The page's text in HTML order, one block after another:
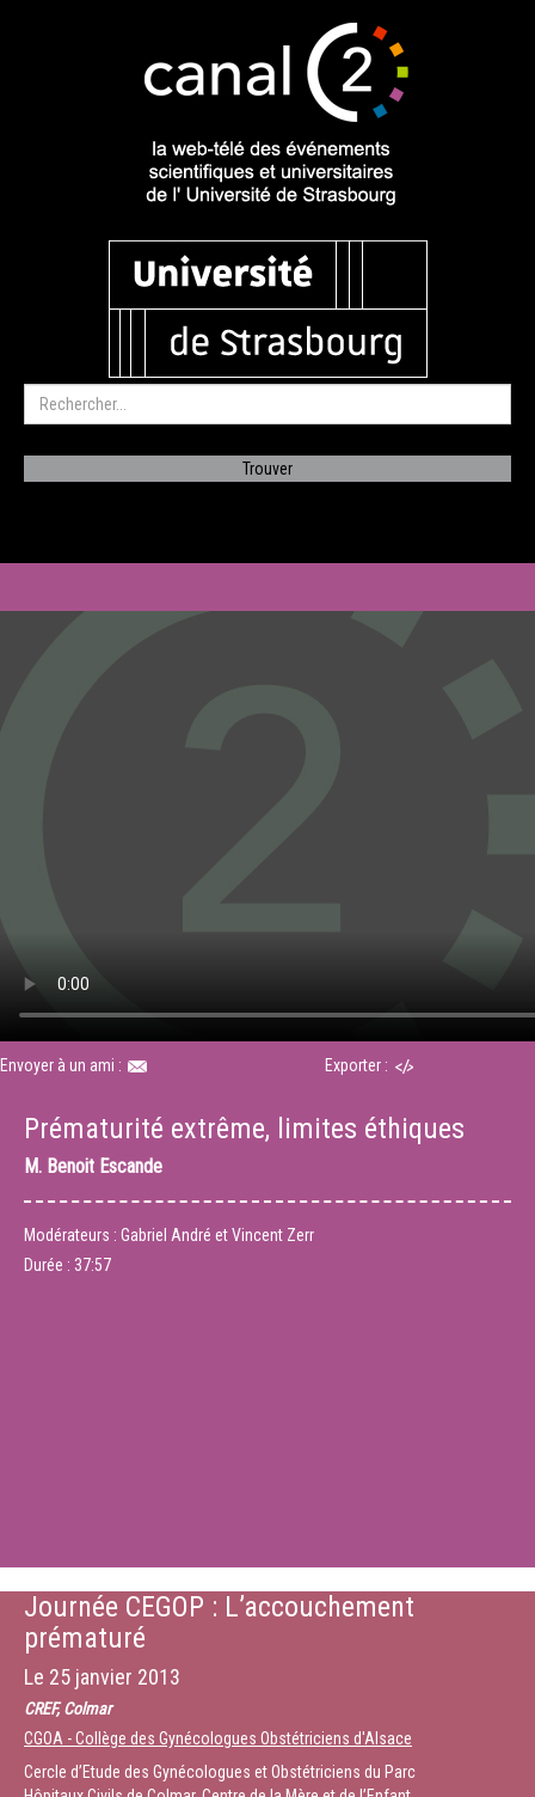
Envoyer à un ami : Exporter :
Prématurité extrême, limites éthiques
M. Benoit Escande
Modérateurs : Gabriel André et Vincent Zerr
Durée : 37:57
Journée CEGOP : L’accouchement
prématuré
Le 25 janvier 2013
CREF, Colmar
CGOA - Collège des Gynécologues Obstétriciens d'Alsace
Cercle d’Etude des Gynécologues et Obstétriciens du Parc